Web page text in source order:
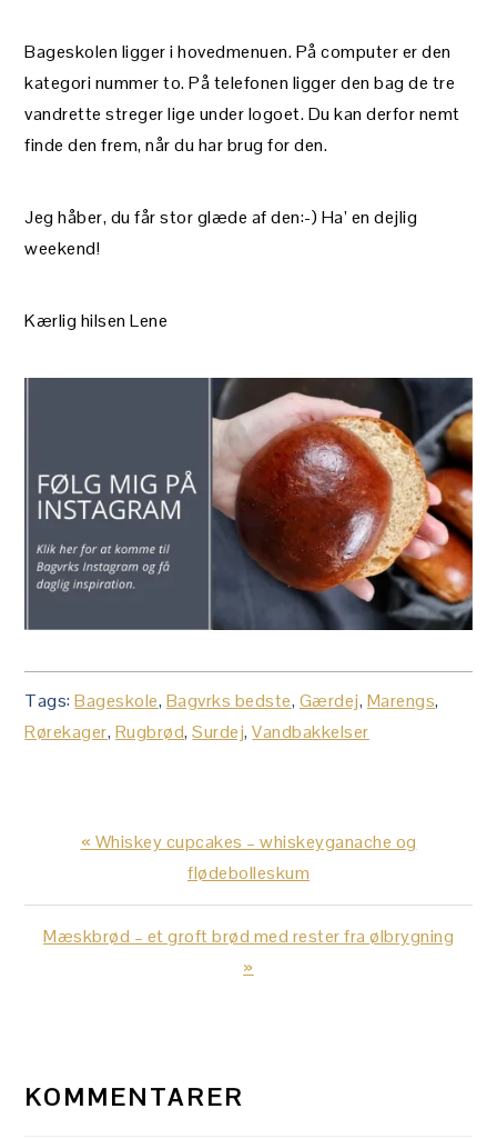
Bageskolen ligger i hovedmenuen. På computer er den
kategori nummer to. På telefonen ligger den bag de tre
vandrette streger lige under logoet. Du kan derfor nemt
finde den frem, når du har brug for den.
Jeg håber, du får stor glæde af den:-) Ha’ en dejlig
weekend!
Kærlig hilsen Lene
Tags:Bageskole, Bagvrks bedste, Gærdej, Marengs,
Rørekager, Rugbrød,Surdej,Vandbakkelser
Previous
« Whiskey cupcakes – whiskeyganache og
flødebolleskum
Next
Mæskbrød – et groft brød med rester fra ølbrygning
»
KOMMENTARER